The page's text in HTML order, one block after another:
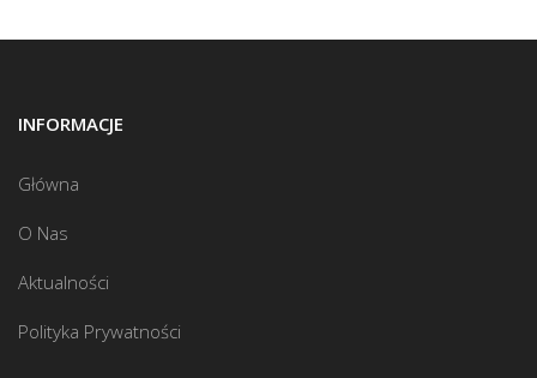
INFORMACJE
Główna
O Nas
Aktualności
Polityka Prywatności